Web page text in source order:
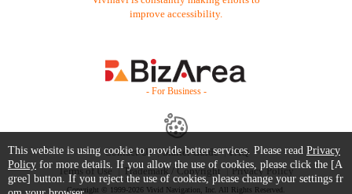
improve accessibility.
- For Business -
Contact Us Starter Guide
FAQ
Terms of Use
Trademark / Copyright Privacy Policy
Copyright © 1999-2026 Vivid Navigation, Inc. All Rights Reserved.
This website is using cookie to provide better services. Please read Privacy
Policy for more details. If you allow the use of cookies, please click the [A
gree] button. If you reject the use of cookies, please change your settings fr